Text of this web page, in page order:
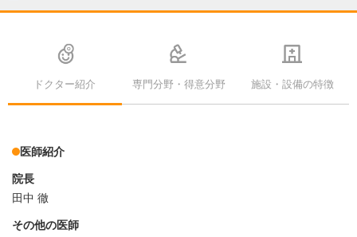
ドクター紹介 専門分野・得意分野 施設・設備の特徴
医師紹介
院長
田中 徹
その他の医師